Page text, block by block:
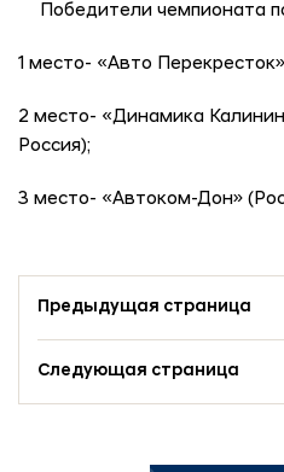
Победители чемпионата
1 место- «Авто
2 место- «Динамика
Россия);
3 место- «Автоком-Дон»
Предыдущая страница
Следующая страница